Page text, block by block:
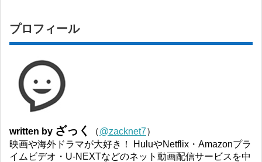
プロフィール
written by ざっく （@zacknet7）
映画や海外ドラマが大好き！ HuluやNetflix・Amazonプラ
イムビデオ・U-NEXTなどのネット動画配信サービスを中